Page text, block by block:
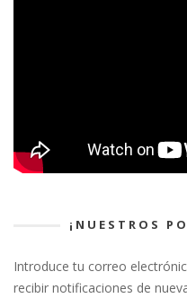
¡NUESTROS
Introduce tu correo
recibir notificaciones de